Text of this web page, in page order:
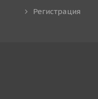
Регистрация